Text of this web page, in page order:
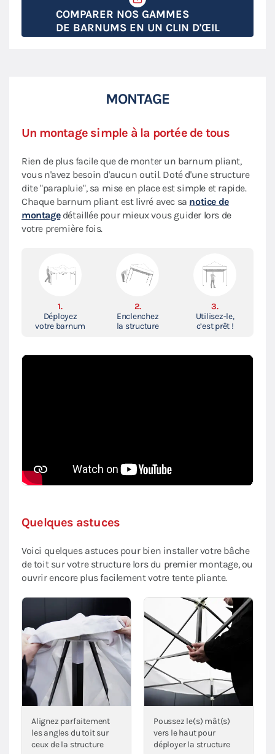
COMPARER NOS GAMMES
DE BARNUMS EN UN CLIN D'ŒIL
MONTAGE
Un montage simple à la portée de tous
Rien de plus facile que de monter un barnum pliant,
vous n'avez besoin d'aucun outil. Doté d'une structure
dite "parapluie", sa mise en place est simple et rapide.
Chaque barnum pliant est livré avec sa notice de
montagedétaillée pour mieux vous guider lors de
votre première fois.
1.
Déployez
votre barnum
2.
Enclenchez
la structure
3.
Utilisez-le,
c’est prêt !
Quelques astuces
Voici quelques astuces pour bien installer votre bâche
de toit sur votre structure lors du premier montage, ou
ouvrir encore plus facilement votre tente pliante.
Alignez parfaitement
les angles du toit sur
ceux de la structure
Poussez le(s) mât(s)
vers le haut pour
déployer la structure